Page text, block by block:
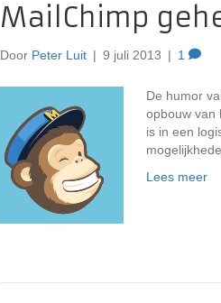
MailChimp
Door Peter Luit | 9 juli 2013 | 1
De humor
opbouw van
is in een
Lees meer